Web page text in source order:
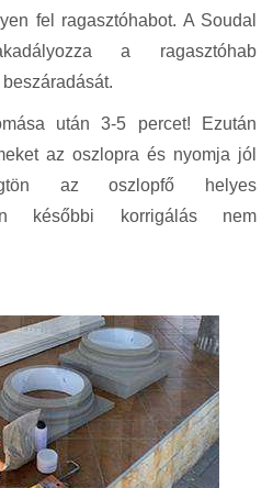
fel ragasztóhabot. A Soudal
a ragasztóhab
után 3-5 percet! Ezután
az oszlopra és nyomja jól
az oszlopfő helyes
későbbi korrigálás nem